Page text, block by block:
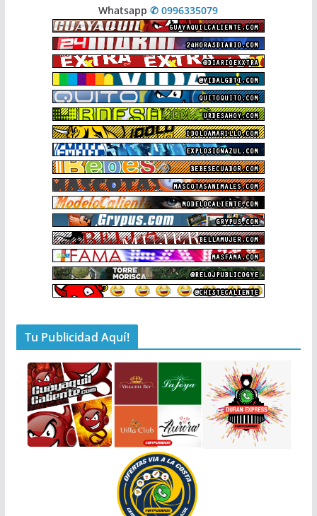
Whatsapp✆ 0996335079
Tu Publicidad Aquí!